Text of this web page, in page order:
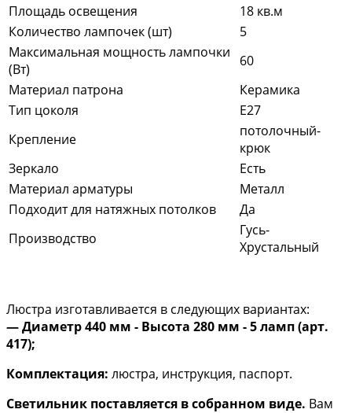
Площадь освещения
18 кв.м
Количество лампочек (шт)
5
Максимальная мощность лампочки
(Вт)
60
Материал патрона
Керамика
Тип цоколя
E27
Крепление
потолочный-
крюк
Зеркало
Есть
Материал арматуры
Металл
Подходит для натяжных потолков
Да
Производство
Гусь-
Хрустальный
Люстра изготавливается в следующих вариантах:
— Диаметр 440 мм - Высота 280 мм - 5 ламп (арт.
417);
Комплектация: люстра, инструкция, паспорт.
Светильник поставляется в собранном виде. Вам